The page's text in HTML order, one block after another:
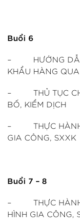
Buổi 6
– HƯỚNG DẪN
KHẨU HÀNG
– THỦ TỤC
BỐ, KIỂM DỊCH
– THỰC HÀNH
GIA CÔNG, SXXK
Buổi 7 – 8
– THỰC HÀNH
HÌNH GIA CÔNG,